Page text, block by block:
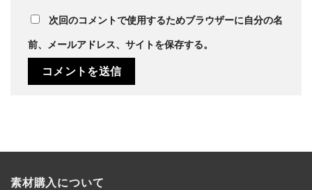
次回のコメントで使用するためブラウザーに自分の名
前、メールアドレス、サイトを保存する。
素材購入について